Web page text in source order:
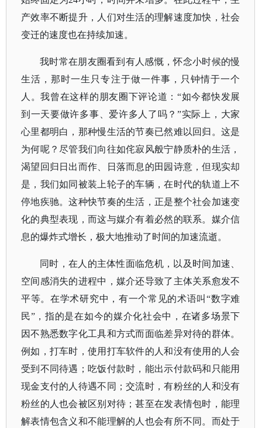
产效率不断提升，人们对生活的理解速度加快，社会
变迁的速度也在持续加速。
我时常在朋友圈看到有人感慨，怀念小时候的慢
生活，那时一生只专注于做一件事，只钟情于一个
人。我曾在这样的朋友圈下评论道：“如今都快发展
到一天要做许多事、爱许多人了吗？”实际上，大家
心里都明白，那种慢生活的节奏已然难以回归。这是
为何呢？尽管我们向往如侘寂风般宁静质朴的生活，
渴望回归日出而作、日落而息的田园诗意，但现实却
是，我们如同被装上轮子的车辆，在时代的轨道上不
停地疾驰。这种快节奏的生活，正是整个社会加速变
化的典型表现，而这与媒介有着必然的联系。媒介信
息的爆炸式增长，极大地推动了时间的加速流逝。
同时，在人的主体性面临危机，以及时间加速、
空间感消失的进程中，媒介还导致了主体关系愈发不
平等。在学术研究中，有一个常见的术语叫“数字难
民”，指的是在如今的媒介化社会中，在诸多场景下
因不熟悉数字化工具和方式而面临差异对待的群体。
例如，打车时，使用打车软件的人和没有使用的人会
受到不同待遇；吃饭付款时，能出示付款码和只能用
现金支付的人待遇不同；交流时，有粉丝的人和没有
粉丝的人也会被区别对待；甚至在发表情包时，能理
解表情包含义和不能理解的人也会有所不同。而处于